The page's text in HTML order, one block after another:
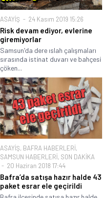
ASAYİŞ 24 Kasım 2019 15:26
Risk devam ediyor, evlerine
giremiyorlar
Samsun'da dere ıslah çalışmaları
sırasında istinat duvarı ve bahçesi
çöken...
ASAYİŞ, BAFRA HABERLERİ,
SAMSUN HABERLERİ, SON DAKİKA
20 Haziran 2018 17:44
Bafra’da satışa hazır halde 43
paket esrar ele geçirildi